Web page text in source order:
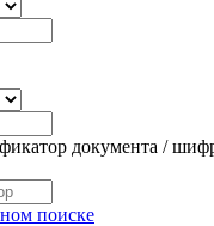
документа /
поиске